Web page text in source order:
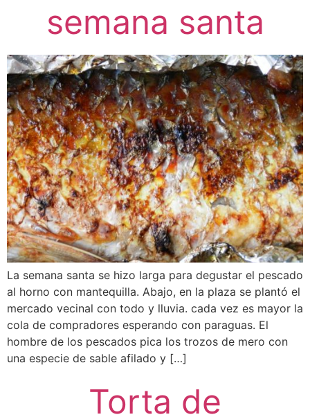
semana santa
La semana santa se hizo larga para degustar el pescado
al horno con mantequilla. Abajo, en la plaza se plantó el
mercado vecinal con todo y lluvia. cada vez es mayor la
cola de compradores esperando con paraguas. El
hombre de los pescados pica los trozos de mero con
una especie de sable afilado y […]
Torta de